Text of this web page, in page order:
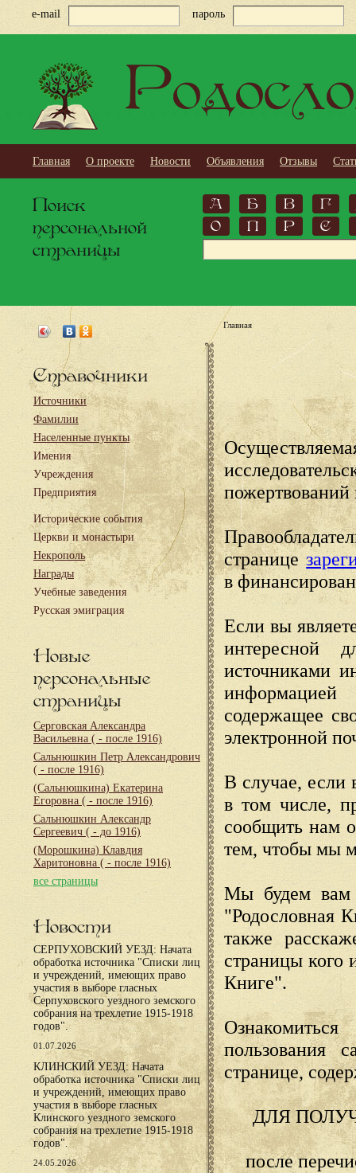
e-mail пароль
Главная О проекте Новости Объявления Отзывы
Поиск
персональной
страницы
А Б В
Г
О
П Р С
Справочники
Источники
Фамилии
Населенные пункты
Имения
Учреждения
Предприятия
Исторические события
Церкви и монастыри
Некрополь
Награды
Учебные заведения
Русская эмиграция
Новые
персональные
страницы
Серговская Александра
Васильевна ( - после 1916)
Сальнюшкин Петр Александрович
( - после 1916)
(Сальнюшкина) Екатерина
Егоровна ( - после 1916)
Сальнюшкин Александр
Сергеевич ( - до 1916)
(Морошкина) Клавдия
Харитоновна ( - после 1916)
все страницы
Новости
СЕРПУХОВСКИЙ УЕЗД: Начата
обработка источника "Списки лиц
и учреждений, имеющих право
участия в выборе гласных
Серпуховского уездного земского
собрания на трехлетие 1915-1918
годов".
01.07.2026
КЛИНСКИЙ УЕЗД: Начата
обработка источника "Списки лиц
и учреждений, имеющих право
участия в выборе гласных
Клинского уездного земского
собрания на трехлетие 1915-1918
годов".
24.05.2026
Главная
пожертвований
странице
в
Если вы
интересной
источниками
содержащее
электронной
В случае, если
в том числе,
сообщить нам
тем, чтобы мы
Мы будем вам
"Родословная
также
страницы кого
Книге".
пользования
странице,
ДЛЯ
после